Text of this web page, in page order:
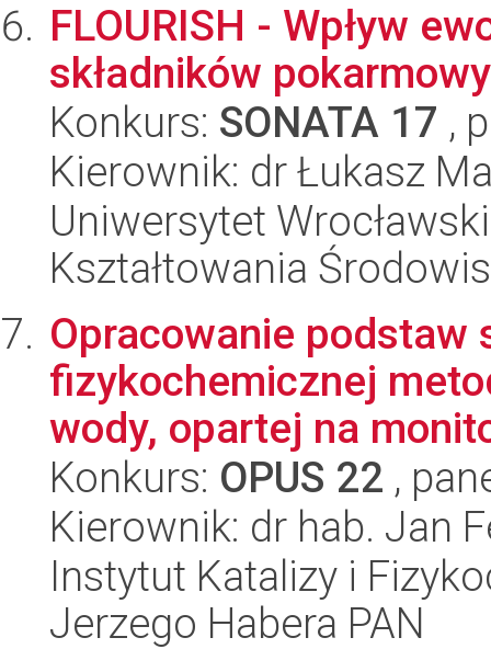
FLOURISH - Wpływ
składników
Konkurs: SONATA 17 ,
Kierownik: dr Łukasz
Uniwersytet
Kształtowania
Opracowanie podstaw
fizykochemicznej
wody, opartej na
Konkurs: OPUS 22 ,
Kierownik: dr hab. Jan
Instytut Katalizy i
Jerzego Habera PAN